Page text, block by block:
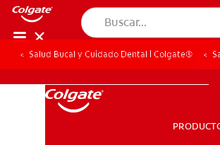
Salud Bucal y Cuidado Dental | Colgate®